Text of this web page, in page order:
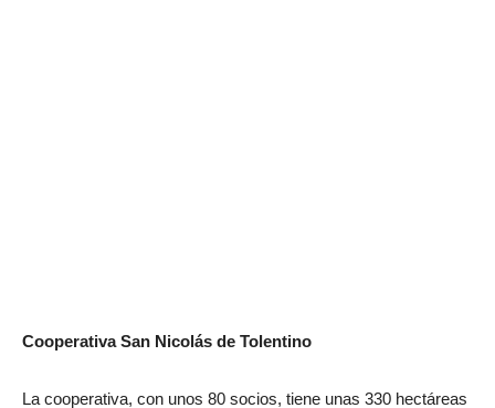
Cooperativa San Nicolás de Tolentino
La cooperativa, con unos 80 socios, tiene unas 330 hectáreas